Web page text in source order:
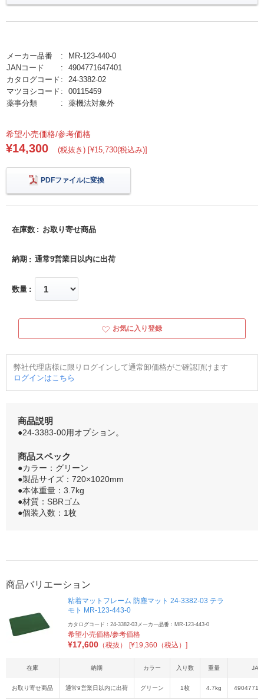
メーカー品番
MR-123-440-0
JANコード
4904771647401
カタログコード
24-3382-02
マツヨシコード
00115459
薬事分類
薬機法対象外
希望小売価格/参考価格
¥14,300 (税抜き) [¥15,730(税込み)]
PDFファイルに変換
在庫数 お取り寄せ商品
納期 通常9営業日以内に出荷
数量
お気に入り登録
弊社代理店様に限りログインして通常卸価格がご確認頂けます
ログインはこちら
商品説明
●24-3383-00用オプション。
商品スペック
●カラー：グリーン
●製品サイズ：720×1020mm
●本体重量：3.7kg
●材質：SBRゴム
●個装入数：1枚
商品バリエーション
粘着マットフレーム 防塵マット 24-3382-03 テラ
モト MR-123-443-0
カタログコード：24-3382-03メーカー品番：MR-123-443-0
希望小売価格/参考価格
¥17,600 （税抜） [¥19,360（税込）]
在庫 納期 カラー 入り数 重量 JAN
お取り寄せ商品 通常9営業日以内に出荷 グリーン 1枚 4.7kg